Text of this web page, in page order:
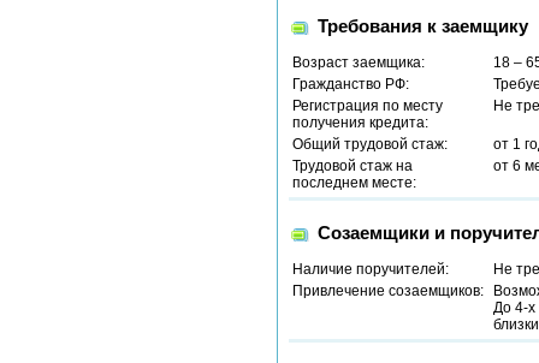
Требования к заемщику
Возраст заемщика:
18 –
Гражданство РФ:
Регистрация по месту
получения кредита:
Не
Общий трудовой стаж:
от 1
Трудовой стаж на
последнем месте:
от 6
Созаемщики и
Наличие поручителей:
Не
Привлечение созаемщиков:
До 4-х